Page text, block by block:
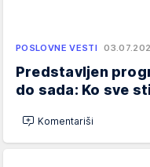
POSLOVNE VESTI
Predstavljen
do sada: Ko sve
Komentariši